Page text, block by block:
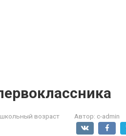
возраст Автор: c-admin